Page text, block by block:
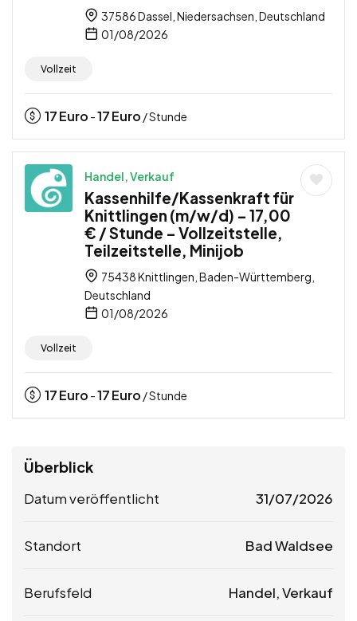
37586 Dassel, Niedersachsen, Deutschland
01/08/2026
Vollzeit
17Euro -17Euro / Stunde
Handel, Verkauf
Kassenhilfe/Kassenkraft für
Knittlingen (m/w/d) – 17,00
€ / Stunde – Vollzeitstelle,
Teilzeitstelle, Minijob
75438 Knittlingen, Baden-Württemberg,
Deutschland
01/08/2026
Vollzeit
17Euro -17Euro / Stunde
Überblick
Datum veröffentlicht 31/07/2026
Standort Bad Waldsee
Berufsfeld Handel, Verkauf